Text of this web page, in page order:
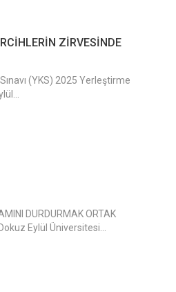
ZİRVESİNDE
(YKS) 2025 Yerleştirme
DURDURMAK ORTAK
Eylül Üniversitesi…